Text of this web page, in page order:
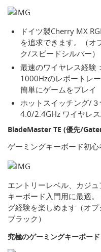
ドイツ製Cherry MX
を追求できます。（オ
ク/スピードシルバー）
最速のワイヤレス経験
1000Hzのレポートレ
簡単にゲームをプレイ
ホットスイッチング/
4.0/2.4GHz ワイヤレ
BladeMaster TE (優先/
ゲーミングキーボード初心
エントリーレベル、カジ
キーボード入門用に最適
グ経験を楽しめます（オ
ブラック）
究極のゲーミングキーボード